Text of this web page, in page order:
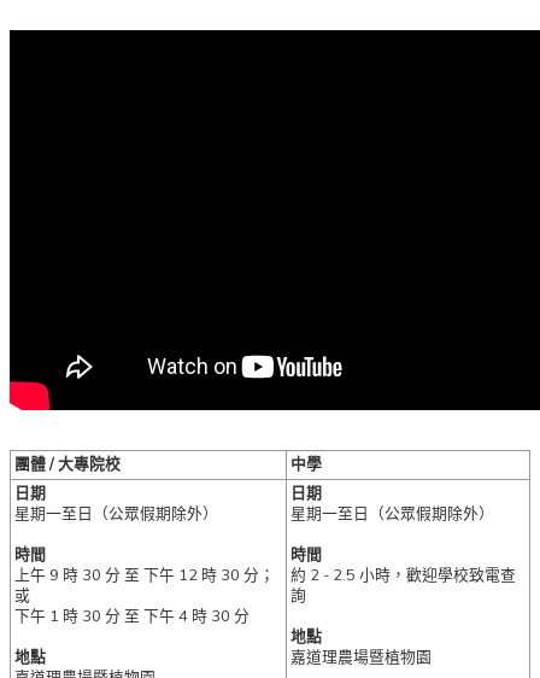
團體 / 大專院校
中學
日期
星期一至日（公眾假期除外）
時間
上午 9 時 30 分 至 下午 12 時 30 分；
或
下午 1 時 30 分 至 下午 4 時 30 分
地點
日期
星期一至日（公眾假期除外）
時間
約 2 - 2.5 小時，歡迎學校致電查
詢
地點
嘉道理農場暨植物園